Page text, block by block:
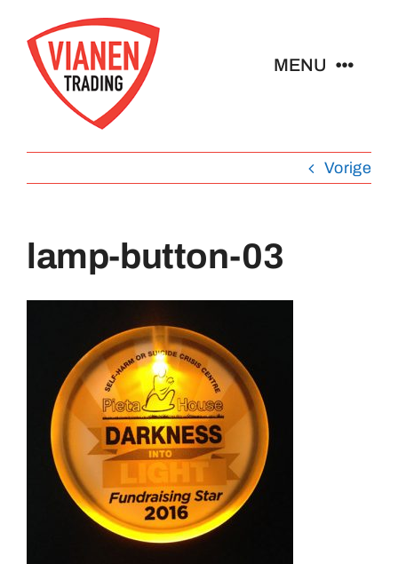
naar
inhoud
MENU
Pins
Schlüsselanhänger
Medaillen
Magnete
Vorige
lamp-button-03